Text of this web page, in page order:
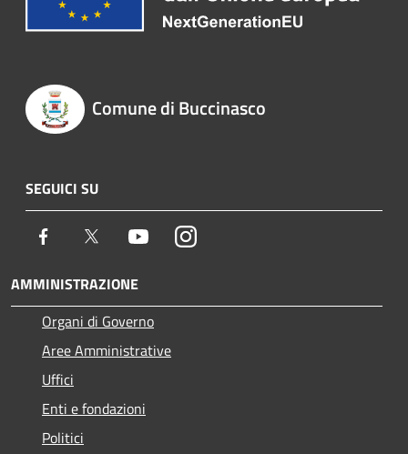
Comune di Buccinasco
SEGUICI SU
Facebook Twitter YoutubeInstagram
AMMINISTRAZIONE
Organi di Governo
Aree Amministrative
Uffici
Enti e fondazioni
Politici